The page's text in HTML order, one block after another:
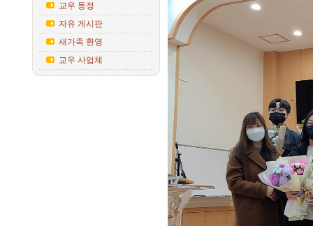
교우 동정
자유 게시판
새가족 환영
교우 사업체